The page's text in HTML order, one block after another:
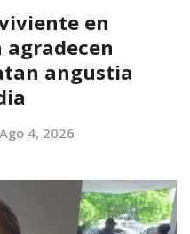
en
angustia
Ago 4, 2026